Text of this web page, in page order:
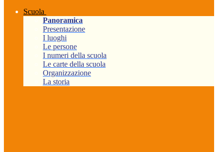
Scuola
Panoramica
Presentazione
I luoghi
Le persone
I numeri della scuola
Le carte della scuola
Organizzazione
La storia